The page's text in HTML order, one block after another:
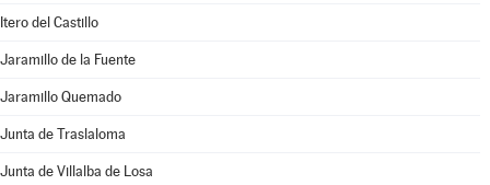
Itero del Castillo
Jaramillo de la Fuente
Jaramillo Quemado
Junta de Traslaloma
Junta de Villalba de Losa